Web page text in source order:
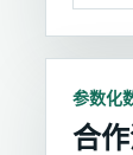
参数化
合